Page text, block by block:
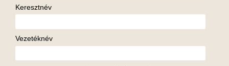
Keresztnév
Vezetéknév